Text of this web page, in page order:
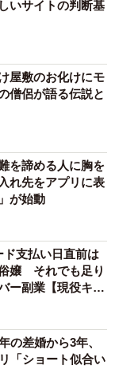
いサイトの判断基
屋敷のお化けにモ
僧侶が語る伝説と
を諦める人に胸を
先をアプリに表
が始動
支払い日直前は
嬢 それでも足り
ー副業【現役キャ
の差婚から3年、
「ショート似合い